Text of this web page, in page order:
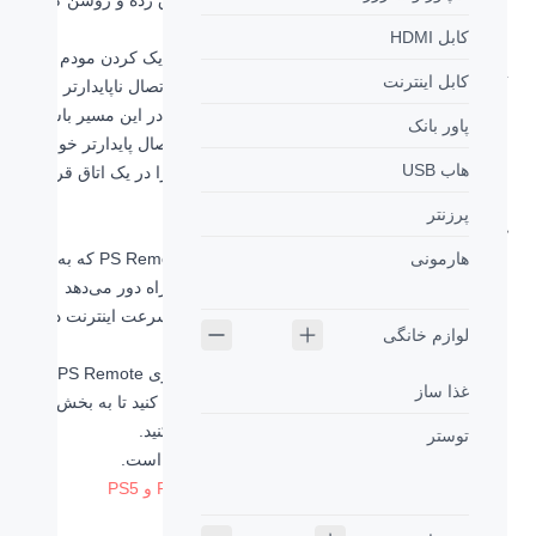
کابل HDMI
کابل اینترنت
پاور بانک
هاب USB
پرزنتر
هارمونی
لوازم خانگی
غذا ساز
توستر
نزدیک کردن مودم به PS4
روش بعدی برای افزایش سرعت اینترنت PS4 نزدیک کردن مودم به
آن است. هرچ فاصله اتصال وایرلس بیشتر باشد، اتصال ناپایدارتر
خواهد شده، خصوصا اگر موانع فیزیکی مانند دیوار در این مسیر باشند.
هرچه کنسول و مودم به یکدیگر نزدیک‌تر باشند، اتصال پایدارتر خواهد
بود. تلاش کنید تا در صورت امکان کنسول و مودم را در یک اتاق قرار
غیر فعال کردن PS Remote Play
در برخی از مواقع غیر فعال کردن قابلیت PS Remote Play که به
شما امکان بازی کردن بازی‌های PS4 و PS5 را از راه دور می‌دهد
باعث بهتر شدن اتصال شما به اینترنت و افزایش سرعت اینترنت در
برای غیر فعال کردن این قابلیت به مطلب فعالسازی PS Remote
Play مراجعه کنید و مراحل فعال کردن آن را دنبال کنید تا به بخش
فعال و غیر فعالسازی آن برسید و آن را غیر فعال کنید.